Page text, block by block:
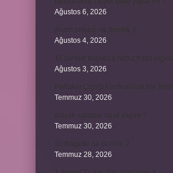
Ağustos 6, 2026
Ağustos 4, 2026
Ağustos 3, 2026
Temmuz 30, 2026
Temmuz 30, 2026
Temmuz 28, 2026